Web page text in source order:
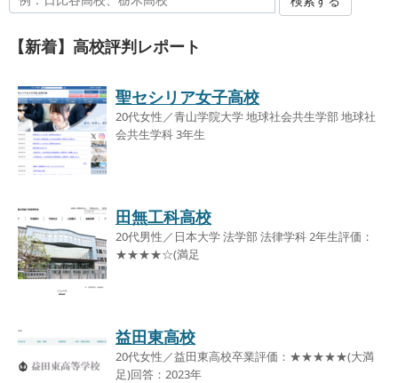
【新着】高校評判レポート
聖セシリア女子高校
20代女性／青山学院大学 地球社会共生学部 地球社
会共生学科 3年生
田無工科高校
20代男性／日本大学 法学部 法律学科 2年生評価：
★★★★☆(満足
益田東高校
20代女性／益田東高校卒業評価：★★★★★(大満
足)回答：2023年